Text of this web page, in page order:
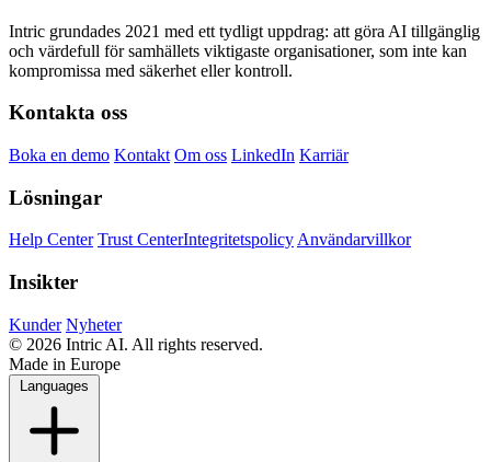
Intric grundades 2021 med ett tydligt uppdrag: att göra AI tillgänglig
och värdefull för samhällets viktigaste organisationer, som inte kan
kompromissa med säkerhet eller kontroll.
Kontakta oss
Boka en demo Kontakt Om oss LinkedIn Karriär
Lösningar
Help Center Trust CenterIntegritetspolicy Användarvillkor
Insikter
Kunder Nyheter
© 2026 Intric AI. All rights reserved.
Made in Europe
Languages